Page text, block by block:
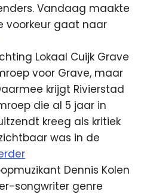
Vandaag maakte
voorkeur gaat naar
Lokaal Cuijk Grave
voor Grave, maar
krijgt Rivierstad
die al 5 jaar in
kreeg als kritiek
was in de
Dennis Kolen
songwriter genre